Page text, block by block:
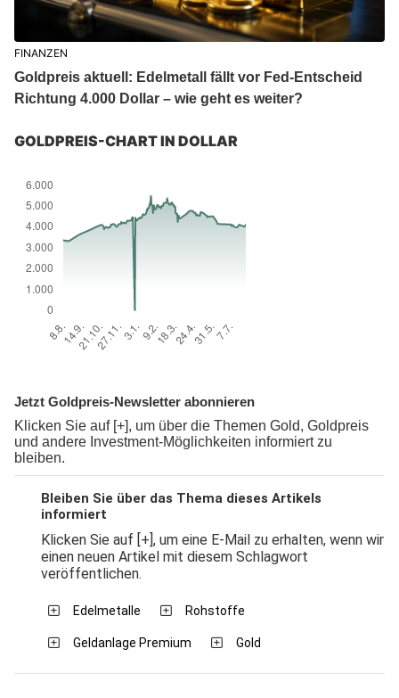
FINANZEN
Goldpreis aktuell: Edelmetall fällt vor Fed-Entscheid
Richtung 4.000 Dollar – wie geht es weiter?
GOLDPREIS-CHART IN DOLLAR
Jetzt Goldpreis-Newsletter abonnieren
Klicken Sie auf [+], um über die Themen Gold, Goldpreis
und andere Investment-Möglichkeiten informiert zu
bleiben.
Bleiben Sie über das Thema dieses Artikels
informiert
Klicken Sie auf [+], um eine E-Mail zu erhalten, wenn wir
einen neuen Artikel mit diesem Schlagwort
veröffentlichen.
Edelmetalle Rohstoffe
Geldanlage Premium Gold